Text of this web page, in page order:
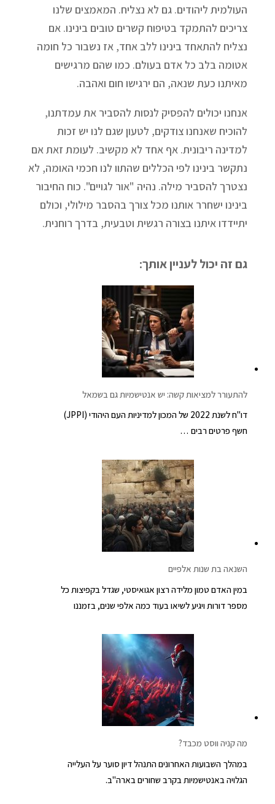
העולמית ליהודים. גם לא נצליח. המאמצים שלנו
צריכים להתמקד בטיפוח קשרים טובים בינינו. אם
נצליח להתאחד בינינו ללב אחד, אז נשבור כל חומה
אטומה בלב כל אדם בעולם. כמו שהם מרגישים
מאיתנו כעת שנאה, הם ירגישו חום ואהבה.
אנחנו יכולים להפסיק לנסות להסביר את עמדתנו,
להוכיח שאנחנו צודקים, לטעון שגם לנו יש זכות
למדינה ריבונית. אף אחד לא מקשיב. לעומת זאת אם
נתקשר בינינו לפי הכללים שהתוו לנו חכמי האומה, לא
נצטרך להסביר מילה. נהיה "אור לגויים". כוח החיבור
בינינו ישחרר אותנו מכל צורך בהסבר מילולי, וכולם
יתיידדו איתנו בצורה רגשית וטבעית, בדרך רוחנית.
גם זה יכול לעניין אותך:
להתעורר למציאות קשה: יש אנטישמיות גם בשמאל
דו"ח לשנת 2022 של המכון למדיניות העם היהודי (JPPI)
חשף פרטים רבים …
השנאה בת שנות אלפיים
במין האדם טמון מלידה רצון אגואיסטי, שגדל בקפיצות כל
מספר דורות ויגיע לשיאו בעוד כמה אלפי שנים, בזמננו
מה קניה ווסט מכבד?
במהלך השבועות האחרונים התנהל דיון סוער על העלייה
הגלויה באנטישמיות בקרב שחורים בארה"ב.